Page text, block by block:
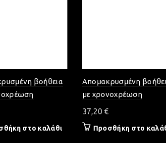
βοήθεια
στο καλάθι
Απομακρυσμένη
με χρονοχρέωση
37,20 €
Προσθήκη στο